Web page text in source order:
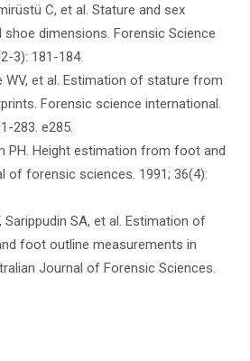
C, et al. Stature and sex
dimensions. Forensic Science
3): 181-184.
WV, et al. Estimation of stature from
Forensic science international.
283. e285.
PH. Height estimation from foot and
of forensic sciences. 1991; 36(4):
Sarippudin SA, et al. Estimation of
foot outline measurements in
Journal of Forensic Sciences.